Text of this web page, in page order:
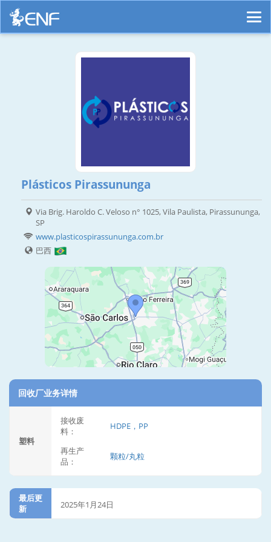
Plásticos Pirassununga
Via Brig. Haroldo C. Veloso n° 1025, Vila Paulista, Pirassununga,
SP
www.plasticospirassununga.com.br
巴西
回收厂业务详情
塑料
接收废
料：
HDPE，PP
再生产
品：
颗粒/丸粒
最后更
新
2025年1月24日